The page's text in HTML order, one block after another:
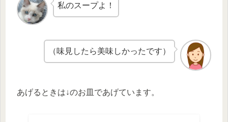
私のスープよ！
（味見したら美味しかったです）
あげるときは↓のお皿であげています。